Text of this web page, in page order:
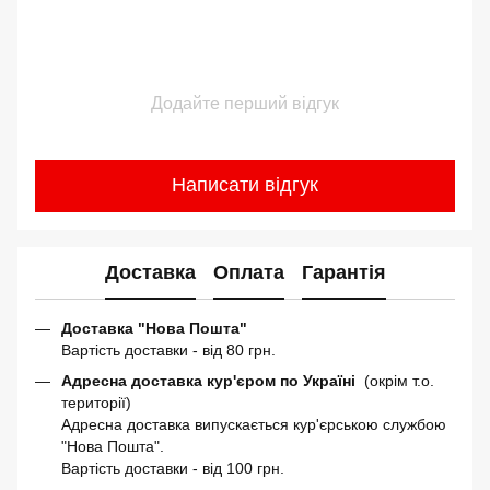
Додайте перший відгук
Написати відгук
Доставка Оплата Гарантія
Доставка "Нова Пошта"
Вартість доставки - від 80 грн.
Адресна доставка кур'єром по Україні (окрім т.о.
території)
Адресна доставка випускається кур'єрською службою
"Нова Пошта".
Вартість доставки - від 100 грн.